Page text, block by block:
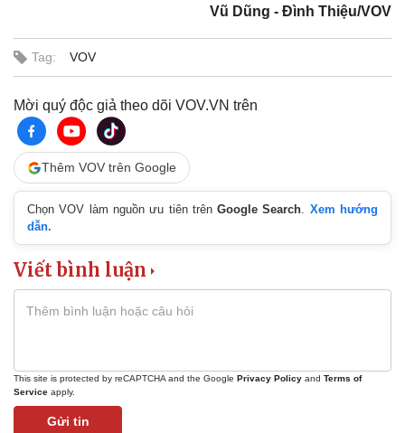
Vũ Dũng - Đình Thiệu/VOV
Tag: VOV
Mời quý độc giả theo dõi VOV.VN trên
Thêm VOV trên Google
Chọn VOV làm nguồn ưu tiên trênGoogle Search. Xem hướng
dẫn.
Viết bình luận
This site is protected by reCAPTCHA and the Google Privacy Policy and Terms of
Service apply.
Gửi tin